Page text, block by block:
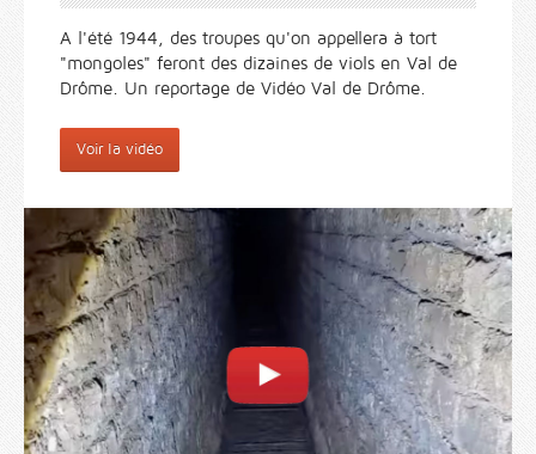
A l'été 1944, des troupes qu'on appellera à tort
"mongoles" feront des dizaines de viols en Val de
Drôme. Un reportage de Vidéo Val de Drôme.
Voir la vidéo